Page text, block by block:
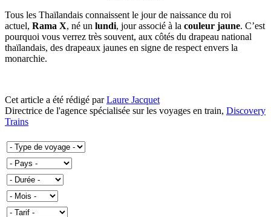
Tous les Thaïlandais connaissent le jour de naissance du roi
actuel, Rama X, né un lundi, jour associé à la couleur jaune. C’est
pourquoi vous verrez très souvent, aux côtés du drapeau national
thaïlandais, des drapeaux jaunes en signe de respect envers la
monarchie.
Cet article a été rédigé parLaure Jacquet
Directrice de l'agence spécialisée sur les voyages en train, Discovery
Trains